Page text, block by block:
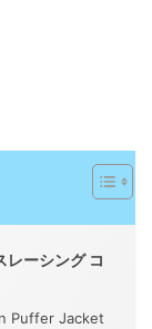
ーシング コ
Puffer Jacket